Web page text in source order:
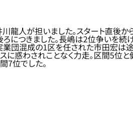
龍人が担いました。スタート直後
につきました。長嶋は2位争いを
団混成の1区を任された市田宏は
わされことなく力走。区間5位
7位でした。